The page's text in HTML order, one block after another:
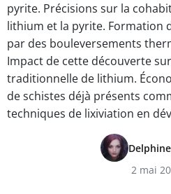
pyrite. Précisions sur la
lithium et la pyrite. Formation
par des bouleversements
Impact de cette découverte
traditionnelle de lithium.
de schistes déjà présents
techniques de lixiviation en
2 mai